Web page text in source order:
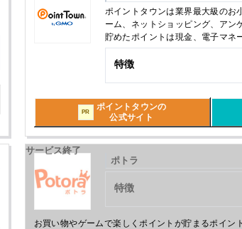
ポイントタウンは業界最大級のお
ーム、ネットショッピング、アン
貯めたポイントは現金、電子マネ
特徴
PR
ポイントタウンの
公式サイト
ポトラ
サービス終了
特徴
お買い物やゲームで楽しくポイントが貯まるポイン